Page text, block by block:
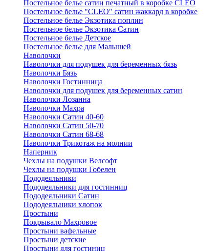
Постельное белье сатин печатный в коробке CLEO
Постельное белье "CLEO" сатин жаккард в коробке
Постельное белье Экзотика поплин
Постельное белье Экзотика Сатин
Постельное белье Детское
Постельное белье для Малышей
Наволочки
Наволочки для подушек для беременных бязь
Наволочки Бязь
Наволочки Гостинница
Наволочки для подушек для беременных сатин
Наволочки Лозанна
Наволочки Махра
Наволочки Сатин 40-60
Наволочки Сатин 50-70
Наволочки Сатин 68-68
Наволочки Трикотаж на молнии
Наперник
Чехлы на подушки Велсофт
Чехлы на подушки Гобелен
Пододеяльники
Пододеяльники для гостинниц
Пододеяльники Сатин
Пододеяльники хлопок
Простыни
Покрывало Махровое
Простыни вафельные
Простыни детские
Простыни для гостиниц